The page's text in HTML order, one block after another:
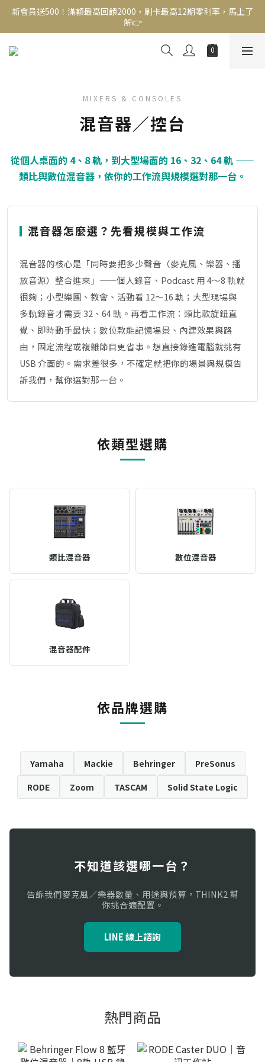
新會員送500！滿額最高回饋2000，刷卡最高12期零利率，馬上了
解👉
新會員送500！滿額最高回饋2000，刷卡最高12期零利率，馬上了
解👉
結帳頁選zingala銀角零卡分期，輕鬆打包
MIXERS & CONSOLES
混音器／控台
從個人桌面的 4、8 軌，到大型場面的 16、32、64 軌 ——
類比與數位混音器，依你的工作流與規模選對那一台。
混音器怎麼選？先看規模與工作流
混音器的核心是「同時要把多少聲音（麥克風、樂器、播
放音源）整合進來」——個人錄音、Podcast 用 4～8 軌就
很夠；小型樂團、教會、活動看 12～16 軌；大型現場與
多軌錄音才需要 32、64 軌。再看工作流：類比款旋鈕直
覺、即時動手最快；數位款能記憶場景、內建效果與路
由，固定流程或複雜節目更省事。想直接錄進電腦就挑有
USB 介面的。需求差很多，不確定就把你的場景與規模告
訴我們，幫你選對那一台。
依類型選購
類比混音器 數位混音器
混音器配件
依品牌選購
Yamaha Mackie Behringer
PreSonus
RODE
Zoom TASCAM Solid State Logic
不知道該選哪一台？
告訴我們麥克風／樂器數量、用途與預算，THINK2 幫
你挑合適配置。
LINE 線上諮詢
熱門商品